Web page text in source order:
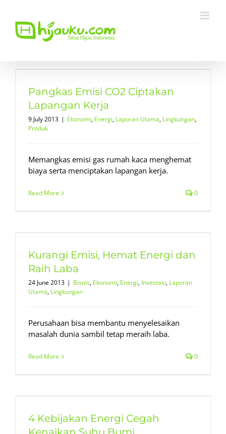
content
Pangkas Emisi CO2 Ciptakan
Lapangan Kerja
9 July 2013 | Ekonomi, Energi, Laporan Utama, Lingkungan,
Produk
Memangkas emisi gas rumah kaca menghemat
biaya serta menciptakan lapangan kerja.
Read More 0
Kurangi Emisi, Hemat Energi dan
Raih Laba
24 June 2013 | Bisnis, Ekonomi, Energi, Investasi, Laporan
Utama, Lingkungan
Perusahaan bisa membantu menyelesaikan
masalah dunia sambil tetap meraih laba.
Read More 0
4 Kebijakan Energi Cegah